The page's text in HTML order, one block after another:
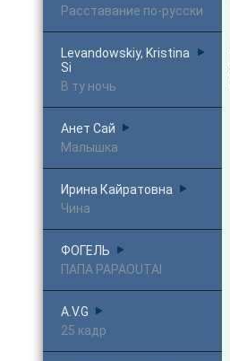
Расставание по-русски
Levandowskiy, Kristina
Si
В ту ночь
Анет Сай
Малышка
Ирина Кайратовна
Чина
ФОГЕЛЬ
ПАПА PAPAOUTAI
A.V.G
25 кадр